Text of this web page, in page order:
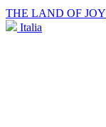
THE LAND OF JOY
Italia